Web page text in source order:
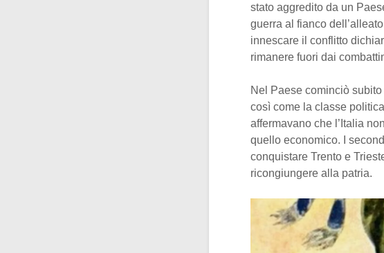
stato aggredito da un
guerra al fianco
innescare il conflitto
rimanere fuori dai
Nel Paese cominciò
così come la classe
affermavano che l’Italia
quello economico. I
conquistare Trento e
ricongiungere alla patria.